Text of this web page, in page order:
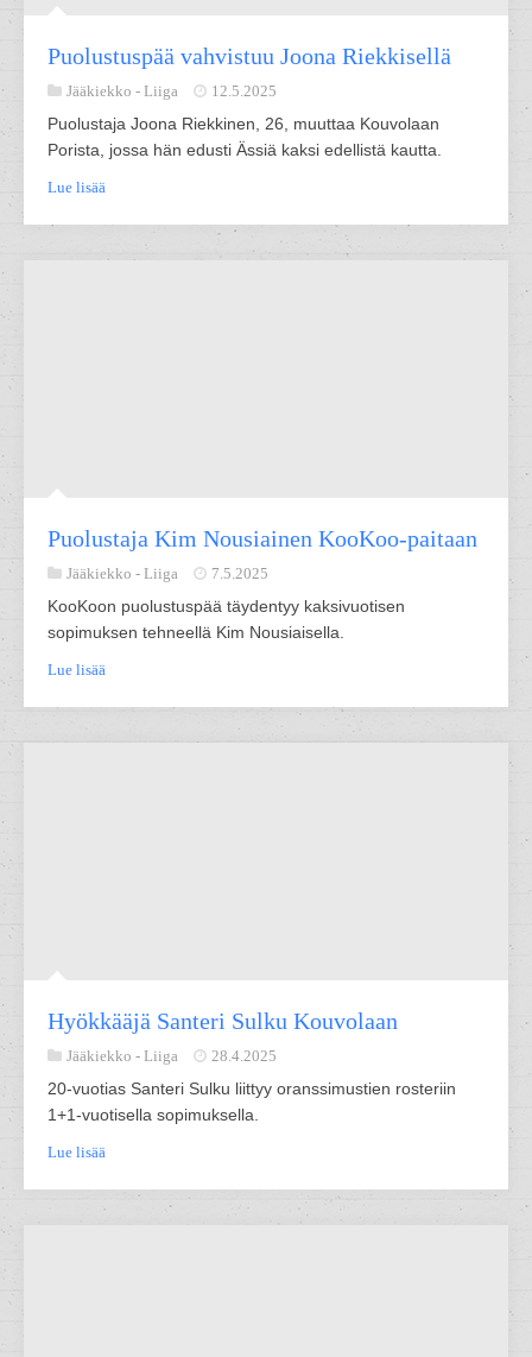
Puolustuspää vahvistuu Joona Riekkisellä
Jääkiekko - Liiga 12.5.2025
Puolustaja Joona Riekkinen, 26, muuttaa Kouvolaan
Porista, jossa hän edusti Ässiä kaksi edellistä kautta.
Lue lisää
Puolustaja Kim Nousiainen KooKoo-paitaan
Jääkiekko - Liiga 7.5.2025
KooKoon puolustuspää täydentyy kaksivuotisen
sopimuksen tehneellä Kim Nousiaisella.
Lue lisää
Hyökkääjä Santeri Sulku Kouvolaan
Jääkiekko - Liiga 28.4.2025
20-vuotias Santeri Sulku liittyy oranssimustien rosteriin
1+1-vuotisella sopimuksella.
Lue lisää